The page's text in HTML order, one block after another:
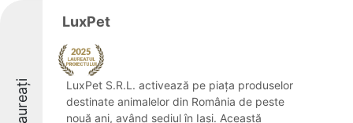
Laureați
LuxPet
LuxPet S.R.L. activează pe piața produselor
destinate animalelor din România de peste
nouă ani, având sediul în Iași. Această